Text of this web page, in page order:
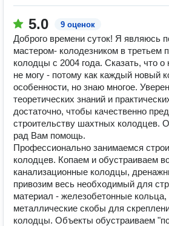
5.0 9 оценок
Доброго времени суток! Я являюсь
мастером- колодезником в третьем
колодцы с 2004 года. Сказать, что
не могу - потому как каждый новый
особенности, но знаю многое.
теоретических знаний и
достаточно, чтобы качественно
строительству шахтных колодцев.
рад Вам помощь.
Профессионально занимаемся
колодцев. Копаем и обустраиваем
канализационные колодцы,
привозим весь необходимый для
материал - железобетонные
металлические скобы для
колодцы. Объекты обустраиваем